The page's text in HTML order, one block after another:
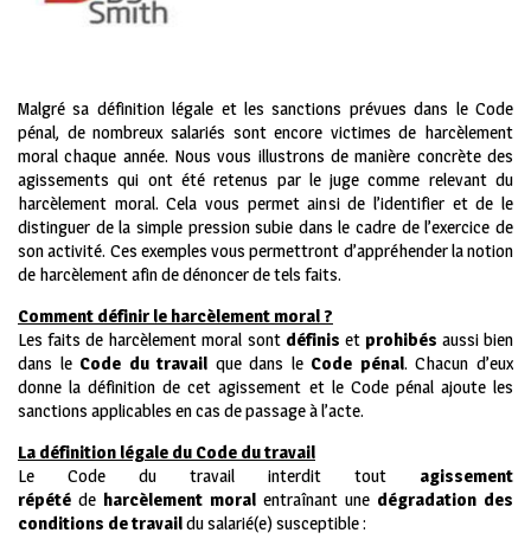
Malgré sa définition légale et les sanctions prévues dans le Code
pénal, de nombreux salariés sont encore victimes de harcèlement
moral chaque année. Nous vous illustrons de manière concrète des
agissements qui ont été retenus par le juge comme relevant du
harcèlement moral. Cela vous permet ainsi de l’identifier et de le
distinguer de la simple pression subie dans le cadre de l’exercice de
son activité. Ces exemples vous permettront d’appréhender la notion
de harcèlement afin de dénoncer de tels faits.
Comment définir le harcèlement moral ?
Les faits de harcèlement moral sont définis et prohibés aussi bien
dans le Code du travail que dans le Code pénal. Chacun d’eux
donne la définition de cet agissement et le Code pénal ajoute les
sanctions applicables en cas de passage à l’acte.
La définition légale du Code du travail
Le Code du travail interdit tout agissement
répété de harcèlement moral entraînant une dégradation des
conditions de travaildu salarié(e) susceptible :